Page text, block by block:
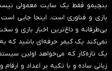
بنچیمو فقط یک سایت معمولی
بازی و فناوری است. اینجا جایی
بی‌طرفانه و داغ‌ترین اخبار بازی و
نمی‌کند یک گیمر حرفه‌ای باشید که
یک تازه‌کار که می‌خواهد اولین
زبانی ساده و با تکیه بر اعداد و